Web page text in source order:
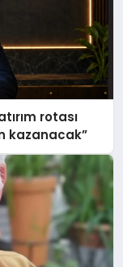
rotası
kazanacak”